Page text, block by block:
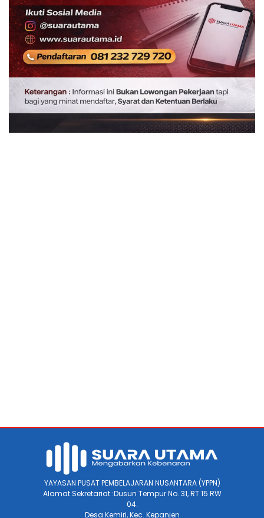
YAYASAN PUSAT PEMBELAJARAN NUSANTARA (YPPN)
Alamat Sekretariat :Dusun Tempur No. 31, RT 15 RW
04.
Desa Kemiri, Kec. Kepanjen